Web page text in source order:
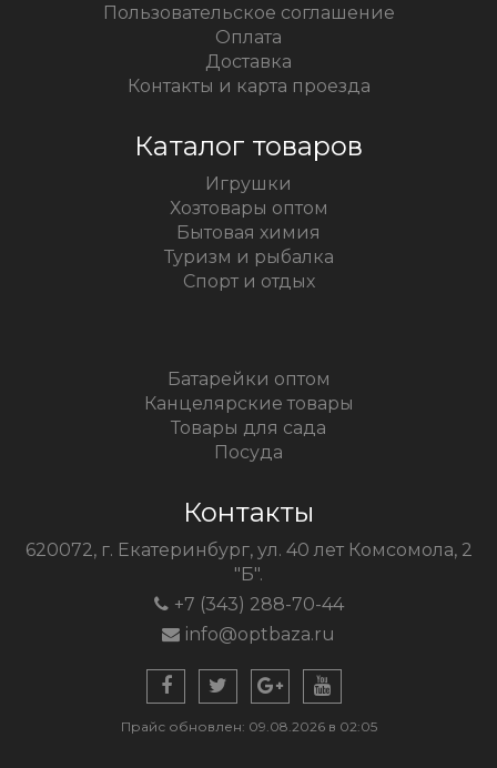
Пользовательское соглашение
Оплата
Доставка
Контакты и карта проезда
Каталог товаров
Игрушки
Хозтовары оптом
Бытовая химия
Туризм и рыбалка
Спорт и отдых
Батарейки оптом
Канцелярские товары
Товары для сада
Посуда
Контакты
620072, г. Екатеринбург, ул. 40 лет Комсомола, 2
"Б".
+7 (343) 288-70-44
info@optbaza.ru
Прайс обновлен: 09.08.2026 в 02:05